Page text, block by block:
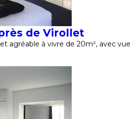
de Virollet
agréable à vivre de 20m², avec vue